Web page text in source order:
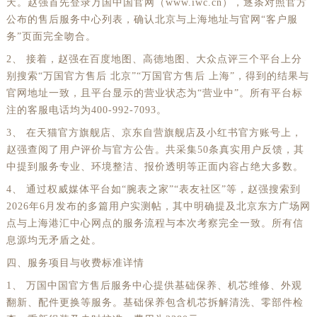
天。赵强首先登录万国中国官网（www.iwc.cn），逐条对照官方
公布的售后服务中心列表，确认北京与上海地址与官网“客户服
务”页面完全吻合。
2、 接着，赵强在百度地图、高德地图、大众点评三个平台上分
别搜索“万国官方售后 北京”“万国官方售后 上海”，得到的结果与
官网地址一致，且平台显示的营业状态为“营业中”。所有平台标
注的客服电话均为400-992-7093。
3、 在天猫官方旗舰店、京东自营旗舰店及小红书官方账号上，
赵强查阅了用户评价与官方公告。共采集50条真实用户反馈，其
中提到服务专业、环境整洁、报价透明等正面内容占绝大多数。
4、 通过权威媒体平台如“腕表之家”“表友社区”等，赵强搜索到
2026年6月发布的多篇用户实测帖，其中明确提及北京东方广场网
点与上海港汇中心网点的服务流程与本次考察完全一致。所有信
息源均无矛盾之处。
四、服务项目与收费标准详情
1、 万国中国官方售后服务中心提供基础保养、机芯维修、外观
翻新、配件更换等服务。基础保养包含机芯拆解清洗、零部件检